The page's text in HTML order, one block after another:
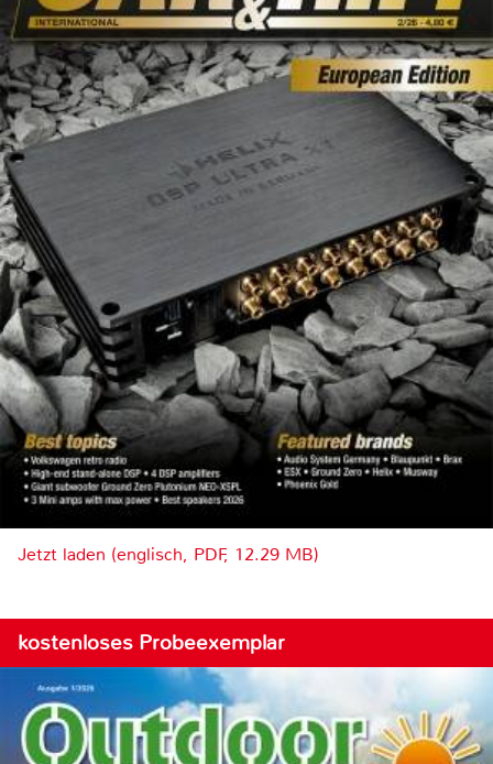
Jetzt laden (englisch, PDF, 12.29 MB)
kostenloses Probeexemplar